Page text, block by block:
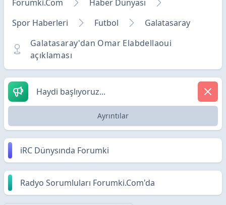
Forumki.Com
Haber Dünyası
Spor Haberleri
Futbol
Galatasaray
Galatasaray'dan Omar Elabdellaoui
açıklaması
Haydi başlıyoruz...
Ayrıntılar
iRC Dünysında Forumki
Radyo Sorumluları Forumki.Com'da